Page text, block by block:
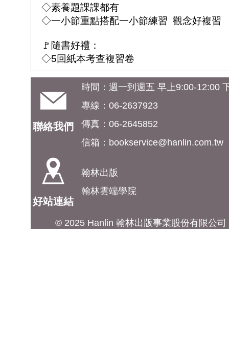
◇素養題課課都有
◇一小節重點搭配一小節練習 觀念好複習
🚩隨書好禮：
◇5回紙本考查複習卷
聯絡我們
時間：週一到週五 早上9:00-12:00
專線：06-2637923
傳真：06-2645852
信箱： bookservice@hanlin.com.tw
好站連結
翰林出版
翰林雲端學院
© 2025 Hanlin 翰林出版事業股份有限公司